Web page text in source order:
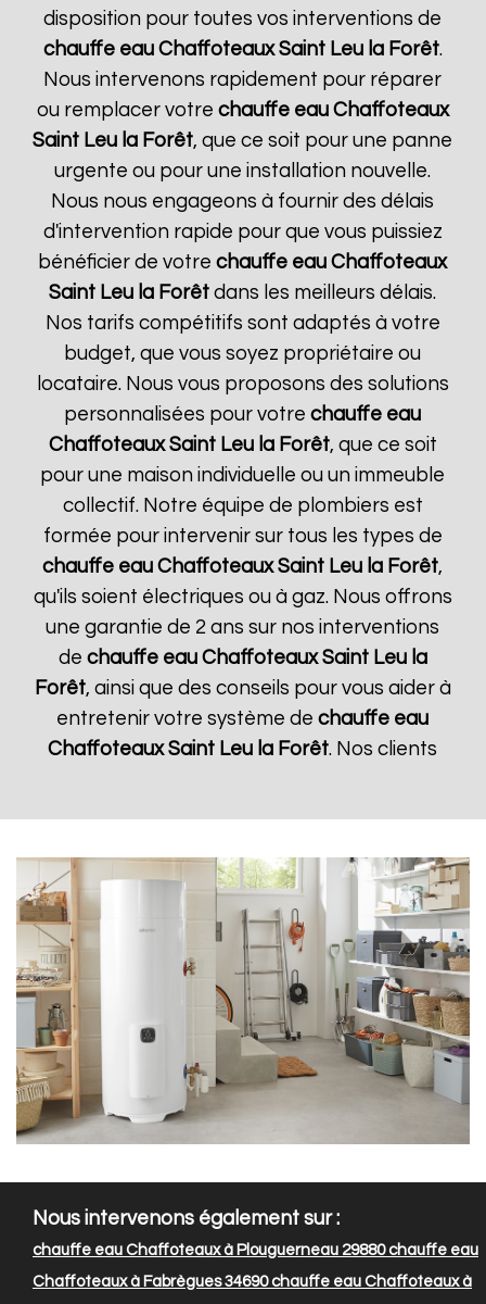
disposition pour toutes vos interventions de
chauffe eau Chaffoteaux Saint Leu la Forêt.
Nous intervenons rapidement pour réparer
ou remplacer votre chauffe eau Chaffoteaux
Saint Leu la Forêt, que ce soit pour une panne
urgente ou pour une installation nouvelle.
Nous nous engageons à fournir des délais
d'intervention rapide pour que vous puissiez
bénéficier de votrechauffe eau Chaffoteaux
Saint Leu la Forêt dans les meilleurs délais.
Nos tarifs compétitifs sont adaptés à votre
budget, que vous soyez propriétaire ou
locataire. Nous vous proposons des solutions
personnalisées pour votrechauffe eau
Chaffoteaux Saint Leu la Forêt, que ce soit
pour une maison individuelle ou un immeuble
collectif. Notre équipe de plombiers est
formée pour intervenir sur tous les types de
chauffe eau Chaffoteaux Saint Leu la Forêt,
qu'ils soient électriques ou à gaz. Nous offrons
une garantie de 2 ans sur nos interventions
de chauffe eau Chaffoteaux Saint Leu la
Forêt, ainsi que des conseils pour vous aider à
entretenir votre système dechauffe eau
Chaffoteaux Saint Leu la Forêt. Nos clients
Nous intervenons également sur :
chauffe eau Chaffoteaux à Plouguerneau 29880chauffe eau
Chaffoteaux à Fabrègues 34690chauffe eau Chaffoteaux à